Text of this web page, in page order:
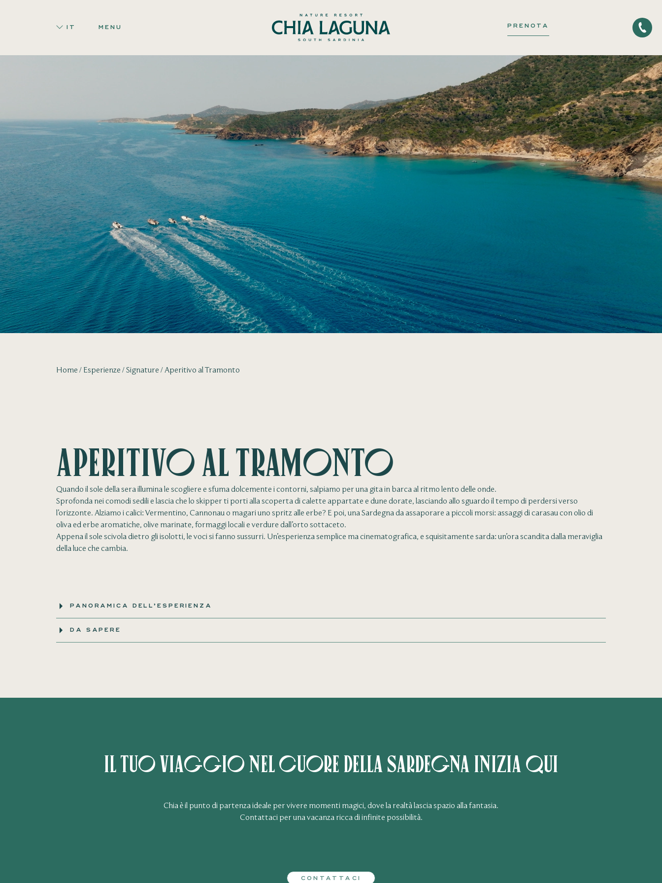
IT MENU PRENOTA
Home Esperienze Signature Aperitivo al Tramonto
Aperitivo al Tramonto
Quando il sole della sera illumina le scogliere e sfuma dolcemente i contorni, salpiamo per una gita in barca al ritmo lento delle onde.
Sprofonda nei comodi sedili e lascia che lo skipper ti porti alla scoperta di calette appartate e dune dorate, lasciando allo sguardo il tempo di perdersi verso
l’orizzonte. Alziamo i calici: Vermentino, Cannonau o magari uno spritz alle erbe? E poi, una Sardegna da assaporare a piccoli morsi: assaggi di carasau con olio di
oliva ed erbe aromatiche, olive marinate, formaggi locali e verdure dall’orto sottaceto.
Appena il sole scivola dietro gli isolotti, le voci si fanno sussurri. Un’esperienza semplice ma cinematografica, e squisitamente sarda: un’ora scandita dalla meraviglia
della luce che cambia.
PANORAMICA DELL’ESPERIENZA
DA SAPERE
Il tuo viaggio nel cuore della Sardegna inizia qui
Chia è il punto di partenza ideale per vivere momenti magici, dove la realtà lascia spazio alla fantasia.
Contattaci per una vacanza ricca di infinite possibilità.
CONTATTACI